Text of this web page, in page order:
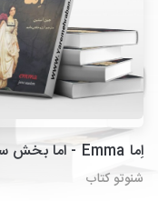
اِما Emma - اما بخش سی و چهارم
شنوتو کتاب